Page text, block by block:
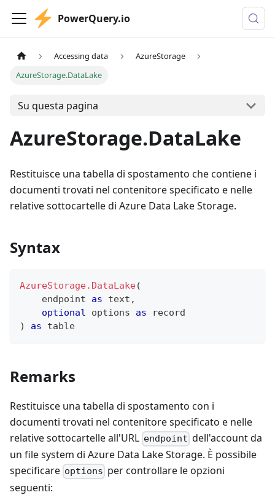
PowerQuery.io
Accessing data
AzureStorage
AzureStorage.DataLake
Su questa pagina
AzureStorage.DataLake
Restituisce una tabella di spostamento che contiene i
documenti trovati nel contenitore specificato e nelle
relative sottocartelle di Azure Data Lake Storage.
Syntax
AzureStorage.DataLake(
    endpoint
as text ,
optional options as
record
)
as table
Remarks
Restituisce una tabella di spostamento con i
documenti trovati nel contenitore specificato e nelle
relative sottocartelle all'URL endpoint dell'account da
un file system di Azure Data Lake Storage. È possibile
specificare options per controllare le opzioni
seguenti: